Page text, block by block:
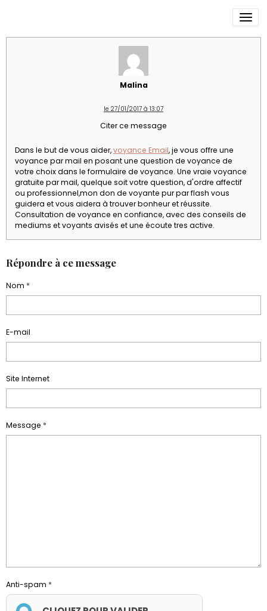
Malina
le 27/01/2017 à 13:07
Citer ce message
Dans le but de vous aider,voyance Email, je vous offre une
voyance par mail en posant une question de voyance de
votre choix dans le formulaire de voyance. Une vraie voyance
gratuite par mail, quelque soit votre question, d'ordre affectif
ou professionnel,mon don de voyante pur par flash vous
guidera et vous aidera à trouver bonheur et réussite.
Consultation de voyance en confiance, avec des conseils de
mediums et voyants avisés et une écoute tres active.
Répondre à ce message
Nom
E-mail
Site Internet
Message
Anti-spam